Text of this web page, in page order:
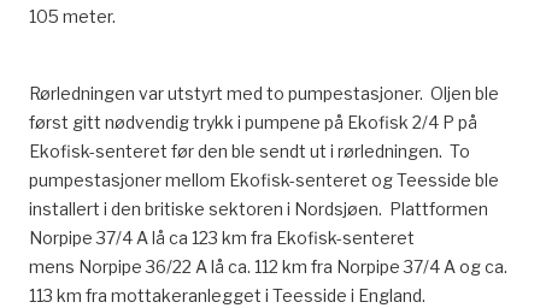
105 meter.
Rørledningen var utstyrt med to pumpestasjoner. Oljen ble
først gitt nødvendig trykk i pumpene på Ekofisk 2/4 P på
Ekofisk-senteret før den ble sendt ut i rørledningen. To
pumpestasjoner mellom Ekofisk-senteret og Teesside ble
installert i den britiske sektoren i Nordsjøen. Plattformen
Norpipe 37/4 A lå ca 123 km fra Ekofisk-senteret
mens Norpipe 36/22 A lå ca. 112 km fra Norpipe 37/4 A og ca.
113 km fra mottakeranlegget i Teesside i England.